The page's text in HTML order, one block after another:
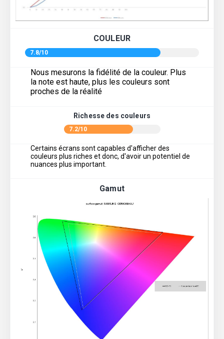
COULEUR
7.8/10
Nous mesurons la fidélité de la couleur. Plus
la note est haute, plus les couleurs sont
proches de la réalité
Richesse des couleurs
7.2/10
Certains écrans sont capables d'afficher des
couleurs plus riches et donc, d'avoir un potentiel de
nuances plus important.
Gamut